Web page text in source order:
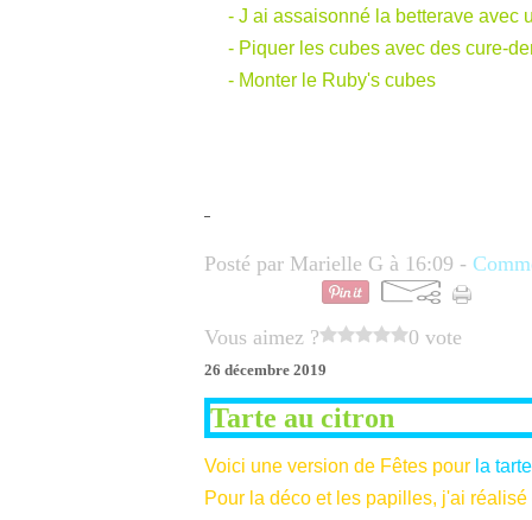
- J ai assaisonné la betterave avec
- Piquer les cubes avec des cure-
- Monter le Ruby's cubes
Posté par Marielle G à 16:09 -
Vous aimez ? 0 vote
26 décembre 2019
Tarte au citron
Voici une version de Fêtes pour la
Pour la déco et les papilles, j'ai